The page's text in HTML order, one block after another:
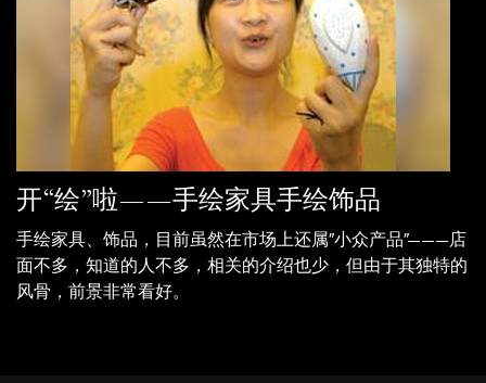
开“绘”啦——手绘家具手绘饰品
手绘家具、饰品，目前虽然在市场上还属“小众产品”———店
面不多，知道的人不多，相关的介绍也少，但由于其独特的
风骨，前景非常看好。